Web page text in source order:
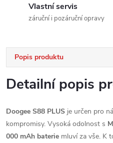
Vlastní servis
záruční i pozáruční opravy
Popis produktu
Detailní popis
Doogee S88 PLUS je určen pro
kompromisy. Vysoká odolnost s
000 mAh baterie mluví za vše. K